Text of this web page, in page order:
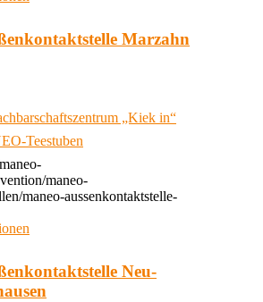
Marzahn
„Kiek in“
Teestuben
maneo-
maneo-aussenkontaktstelle-
Neu-